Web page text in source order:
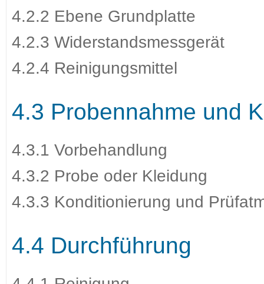
4.2.2 Ebene Grundplatte
4.2.3 Widerstandsmessgerät
4.2.4 Reinigungsmittel
4.3 Probennahme und
4.3.1 Vorbehandlung
4.3.2 Probe oder Kleidung
4.3.3 Konditionierung und
4.4 Durchführung